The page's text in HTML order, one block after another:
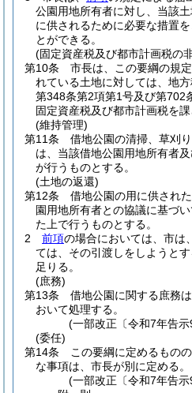
公園用地所有者に対し、当該
に供されるために必要な措置
とができる。
(固定資産税及び都市計画税の
第10条
市長は、この要綱の規
れている土地に対しては、地
第348条第2項第1号及び第702
固定資産税及び都市計画税を課
(維持管理)
第11条
借地公園の清掃、草刈
は、当該借地公園用地所有者
が行うものとする。
(土地の返還)
第12条
借地公園の用に供され
園用地所有者との協議に基づ
た上で行うものとする。
2
前項の場合においては、市は
ては、その引渡しをしようと
足りる。
(庶務)
第13条
借地公園に関する庶務
おいて処理する。
(一部改正〔令和7年告
(委任)
第14条
この要綱に定めるもの
な事項は、市長が別に定める。
(一部改正〔令和7年告